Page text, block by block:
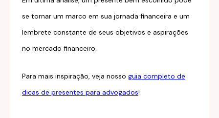
se tornar um marco em sua jornada financeira e um
lembrete constante de seus objetivos e aspirações
no mercado financeiro.
Para mais inspiração, veja nosso guia completo de
dicas de presentes para advogados!